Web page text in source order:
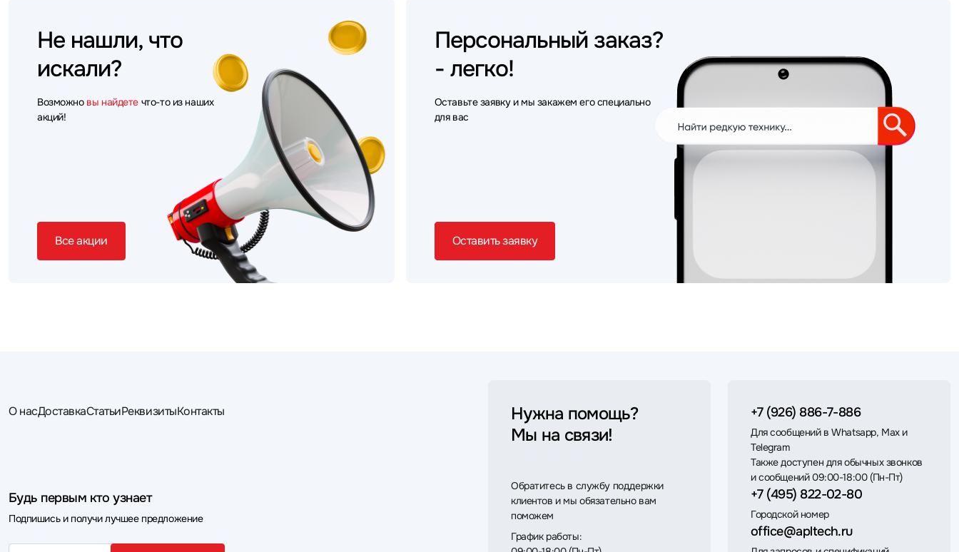
Не нашли, что
искали?
Возможно вы найдете что-то из наших
акций!
Все акции
Персональный заказ?
- легко!
Оставьте заявку и мы закажем его специально
для вас
Оставить заявку
О насДоставкаСтатьиРеквизитыКонтакты
Будь первым кто узнает
Подпишись и получи лучшее предложение
Нужна помощь?
Мы на связи!
Обратитесь в службу поддержки
клиентов и мы обязательно вам
поможем
График работы:
+7 (926) 886-7-886
Для сообщений в Whatsapp, Max и
Telegram
Также доступен для обычных звонков
и сообщений 09:00-18:00 (Пн-Пт)
+7 (495) 822-02-80
Городской номер
office@apltech.ru